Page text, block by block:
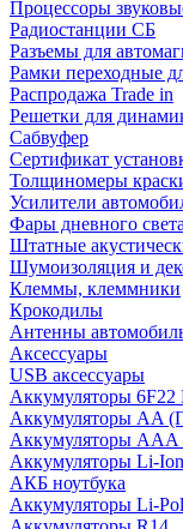
Процессоры
Радиостанции СБ
Разъемы для
Рамки переходные
Распродажа Trade in
Решетки для
Сабвуфер
Сертификат
Толщиномеры
Усилители
Фары дневного
Штатные
Шумоизоляция и
Клеммы, клеммники
Крокодилы
Антенны
Аксессуары
USB аксессуары
Аккумуляторы 6F22
Аккумуляторы AA
Аккумуляторы
Аккумуляторы Li-
АКБ ноутбука
Аккумуляторы Li-Pol